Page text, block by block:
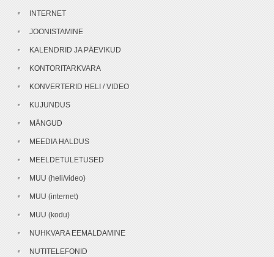
INTERNET
JOONISTAMINE
KALENDRID JA PÄEVIKUD
KONTORITARKVARA
KONVERTERID HELI / VIDEO
KUJUNDUS
MÄNGUD
MEEDIA HALDUS
MEELDETULETUSED
MUU (heli/video)
MUU (internet)
MUU (kodu)
NUHKVARA EEMALDAMINE
NUTITELEFONID